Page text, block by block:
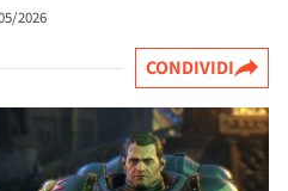
2026
CONDIVIDI